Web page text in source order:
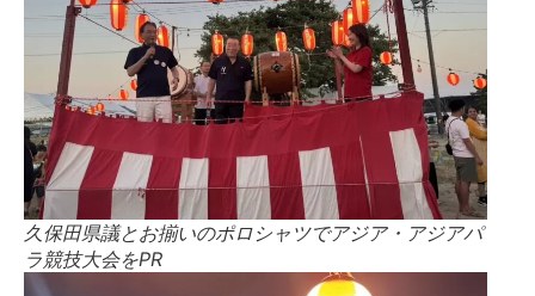
久保田県議とお揃いのポロシャツでアジア・アジアパ
ラ競技大会をPR